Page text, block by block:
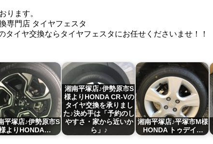
ります。
専門店 タイヤフェスタ
タイヤ交換ならタイヤフェスタにお任せくださいませ！！
平塚店♪伊勢原市S
よりHONDA…
湘南平塚店♪伊勢原市S
様よりHONDA CR-Vの
タイヤ交換を承りまし
た♪決め手は「予約のし
やすさ・家から近いか
ら」♪
湘南平塚店♪平塚市M様
HONDA トゥデイ…